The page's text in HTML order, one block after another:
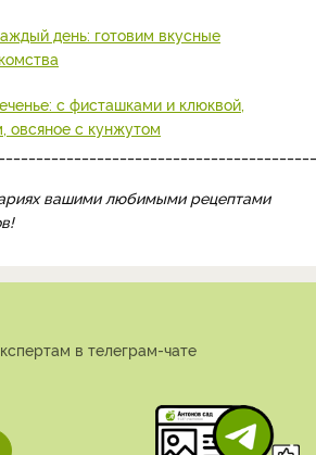
день: готовим вкусные
с фисташками и клюквой,
овсяное с кунжутом
вашими любимыми рецептами
в телеграм-чате